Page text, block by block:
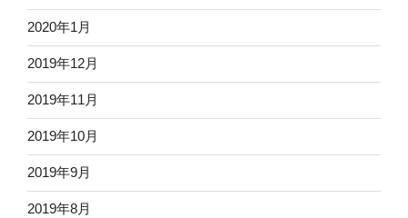
2020年1月
2019年12月
2019年11月
2019年10月
2019年9月
2019年8月